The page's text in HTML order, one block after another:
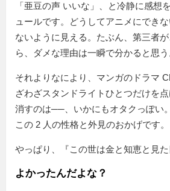
亜豆の声 いいな
、と冷静に感想
ュールです。どうしてアニメにでき
ないように見える。たぶん、第三者
ら、ダメな理由は一瞬で分かると思う
それよりなにより、マンガのドラマ
ざわざスタンドライトひとつだけを
消すのは──、いかにもオタクっぽい
この 2 人の性格と外見のおかげです。
やっぱり、『この世は金と知恵と見た
よかったんだよな？